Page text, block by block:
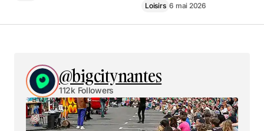
Loisirs 6 mai 2026
@bigcitynantes
112k Followers